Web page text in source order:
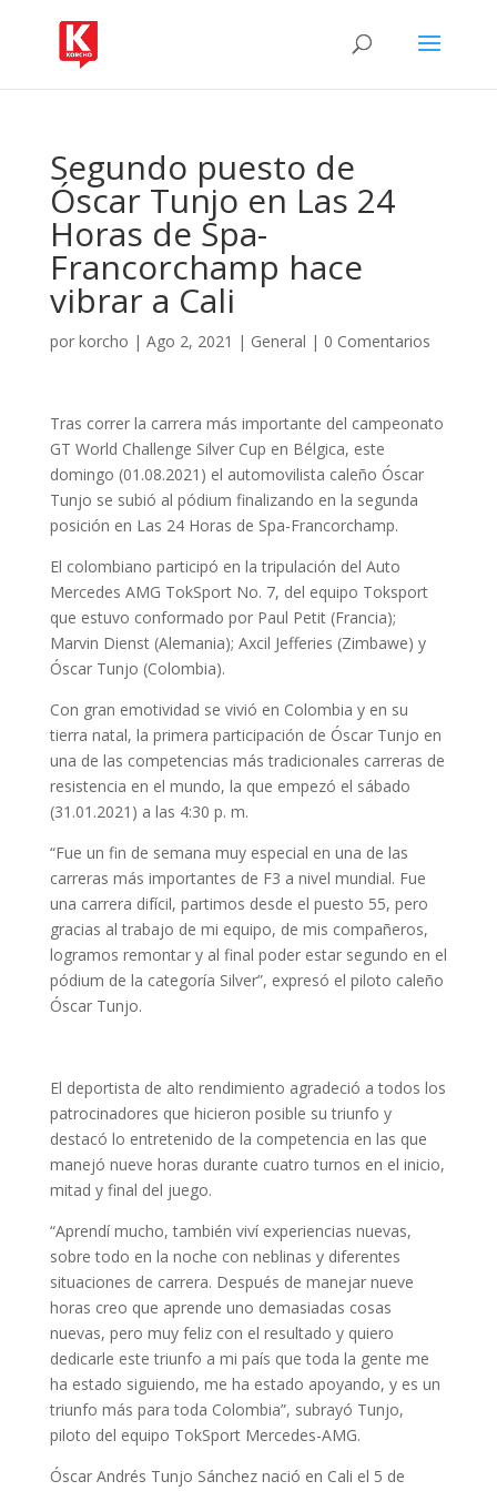
Segundo puesto de
Óscar Tunjo en Las 24
Horas de Spa-
Francorchamp hace
vibrar a Cali
por korcho | Ago 2, 2021 | General | 0 Comentarios
Tras correr la carrera más importante del campeonato
GT World Challenge Silver Cup en Bélgica, este
domingo (01.08.2021) el automovilista caleño Óscar
Tunjo se subió al pódium finalizando en la segunda
posición en Las 24 Horas de Spa-Francorchamp.
El colombiano participó en la tripulación del Auto
Mercedes AMG TokSport No. 7, del equipo Toksport
que estuvo conformado por Paul Petit (Francia);
Marvin Dienst (Alemania); Axcil Jefferies (Zimbawe) y
Óscar Tunjo (Colombia).
Con gran emotividad se vivió en Colombia y en su
tierra natal, la primera participación de Óscar Tunjo en
una de las competencias más tradicionales carreras de
resistencia en el mundo, la que empezó el sábado
(31.01.2021) a las 4:30 p. m.
“Fue un fin de semana muy especial en una de las
carreras más importantes de F3 a nivel mundial. Fue
una carrera difícil, partimos desde el puesto 55, pero
gracias al trabajo de mi equipo, de mis compañeros,
logramos remontar y al final poder estar segundo en el
pódium de la categoría Silver”, expresó el piloto caleño
Óscar Tunjo.
El deportista de alto rendimiento agradeció a todos los
patrocinadores que hicieron posible su triunfo y
destacó lo entretenido de la competencia en las que
manejó nueve horas durante cuatro turnos en el inicio,
mitad y final del juego.
“Aprendí mucho, también viví experiencias nuevas,
sobre todo en la noche con neblinas y diferentes
situaciones de carrera. Después de manejar nueve
horas creo que aprende uno demasiadas cosas
nuevas, pero muy feliz con el resultado y quiero
dedicarle este triunfo a mi país que toda la gente me
ha estado siguiendo, me ha estado apoyando, y es un
triunfo más para toda Colombia”, subrayó Tunjo,
piloto del equipo TokSport Mercedes-AMG.
Óscar Andrés Tunjo Sánchez nació en Cali el 5 de